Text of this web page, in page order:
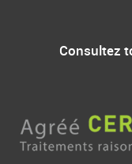
Consultez